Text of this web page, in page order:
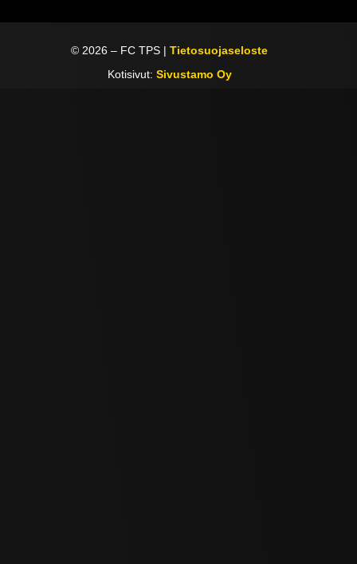
© 2026 – FC TPS |Tietosuojaseloste
Kotisivut: Sivustamo Oy